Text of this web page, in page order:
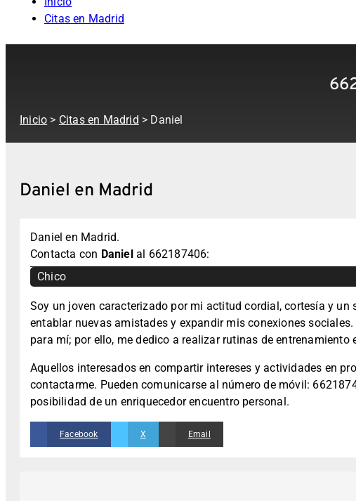
Citas en Madrid
Inicio > Citas en Madrid > Daniel
Daniel en Madrid
Daniel en Madrid.
Contacta con Daniel al 662187406:
Chico
Soy un joven caracterizado por mi actitud cordial, cortesía y
entablar nuevas amistades y expandir mis conexiones
para mí; por ello, me dedico a realizar rutinas de
Aquellos interesados en compartir intereses y actividades en
contactarme. Pueden comunicarse al número de móvil:
posibilidad de un enriquecedor encuentro personal.
Facebook X Email